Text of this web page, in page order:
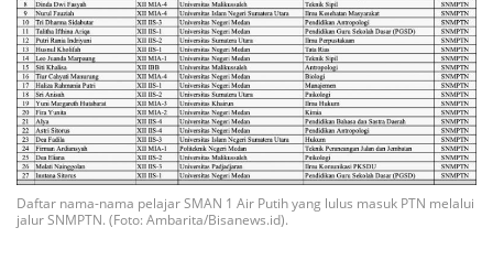
Daftar nama-nama pelajar SMAN 1 Air Putih yang lulus masuk PTN melalui
jalur SNMPTN. (Foto: Ambarita/Bisanews.id).